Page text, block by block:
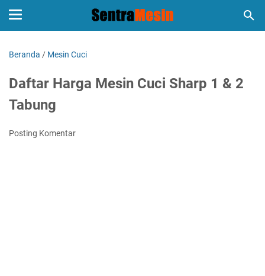
Beranda / Mesin Cuci
Daftar Harga Mesin Cuci Sharp 1 & 2
Tabung
Posting Komentar